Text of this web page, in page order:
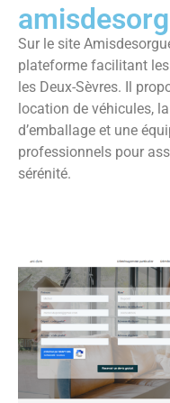
Sur le site
plateforme facilitant
les Deux-Sèvres. Il
location de véhicules,
d’emballage et une
professionnels pour
sérénité.